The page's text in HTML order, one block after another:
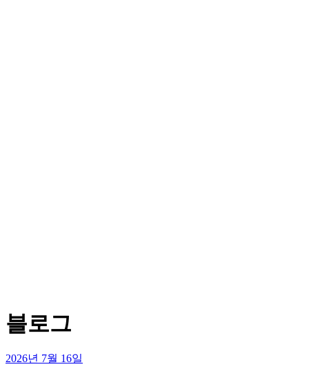
블로그
2026년 7월 16일